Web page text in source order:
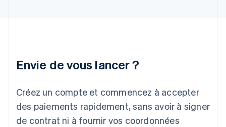
Envie de vous lancer ?
Créez un compte et commencez à accepter
des paiements rapidement, sans avoir à signer
de contrat ni à fournir vos coordonnées
Japon
Lettonie
English
Liechtenstein
DeutschEnglish